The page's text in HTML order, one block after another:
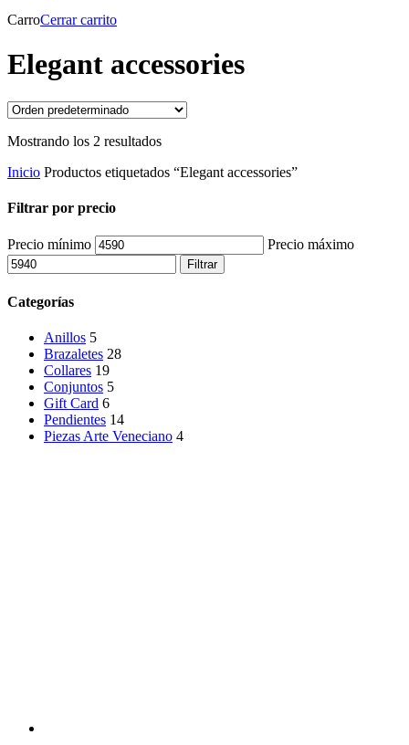
CarroCerrar carrito
Elegant accessories
Mostrando los 2 resultados
Inicio Productos etiquetados “Elegant accessories”
Filtrar por precio
Precio mínimo Precio máximo
Filtrar
Categorías
Anillos 5
Brazaletes 28
Collares 19
Conjuntos 5
Gift Card 6
Pendientes 14
Piezas Arte Veneciano 4